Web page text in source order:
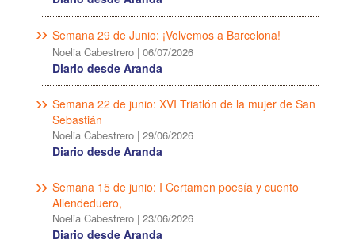
Semana 29 de Junio: ¡Volvemos a Barcelona!
Noelia Cabestrero | 06/07/2026
Diario desde Aranda
Semana 22 de junio: XVI Triatlón de la mujer de San
Sebastián
Noelia Cabestrero | 29/06/2026
Diario desde Aranda
Semana 15 de junio: I Certamen poesía y cuento
Allendeduero,
Noelia Cabestrero | 23/06/2026
Diario desde Aranda